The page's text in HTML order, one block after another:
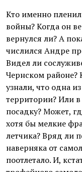
Кто именно пленил
войны? Когда он
вернулся ли? А
числился Андре
Видел ли
Чернском районе?
узнали, что одна
территории? Или
посадку? Может,
хотя бы мелкие
летчика? Вряд ли
наверняка от
поотлетало. И,